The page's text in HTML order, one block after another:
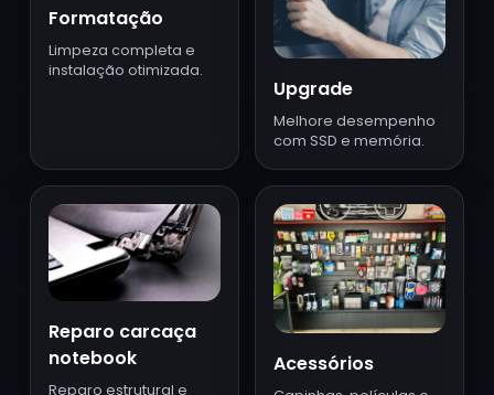
Formatação
Limpeza completa e
instalação otimizada.
Upgrade
Melhore desempenho
com SSD e memória.
Reparo carcaça
notebook
Reparo estrutural e
Acessórios